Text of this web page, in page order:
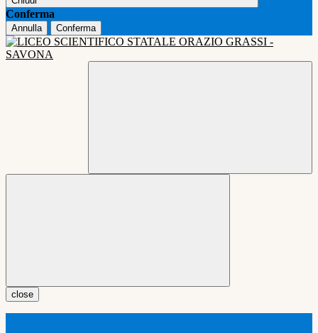
Conferma
Annulla Conferma
close